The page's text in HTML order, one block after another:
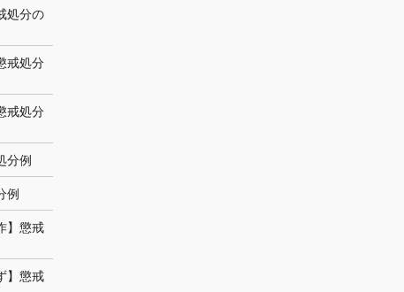
処分の
戒処分
戒処分
分例
例
】懲戒
】懲戒